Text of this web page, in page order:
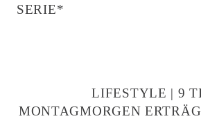
SERIE*
LIFESTYLE | 9
MONTAGMORGEN